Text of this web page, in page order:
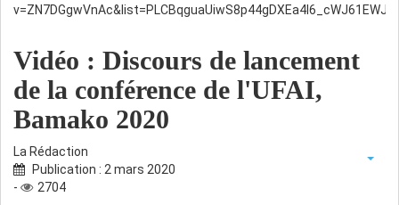
Vidéo : Discours de lancement
de la conférence de l'UFAI,
Bamako 2020
La Rédaction
Publication : 2 mars 2020
-
2704